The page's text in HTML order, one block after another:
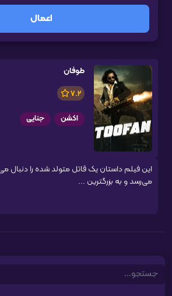
اعمال
طوفان
7.2
اکشن جنایی
این فیلم داستان یک قاتل متولد شده را دنبال
می‌رسد و به بزرگترین ...
Search